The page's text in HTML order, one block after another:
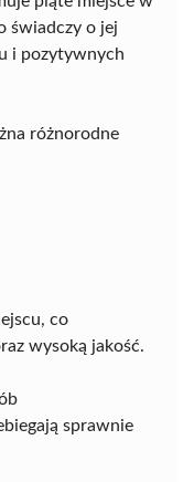
świadczy o jej
i pozytywnych
różnorodne
co
wysoką jakość.
sprawnie